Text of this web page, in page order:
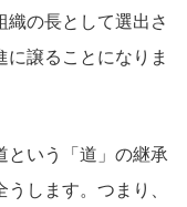
織の長として選出さ
譲ることになりま
いう「道」の継承
します。つまり、